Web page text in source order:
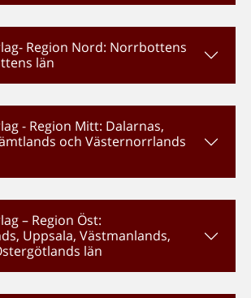
Region Nord: Norrbottens
län
- Region Mitt: Dalarnas,
och Västernorrlands
– Region Öst:
Uppsala, Västmanlands,
län